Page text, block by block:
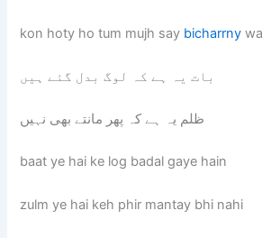
kon hoty ho tum mujh say bicharrny
بات یہ ہے کہ لوگ بدل گئے ہیں
ظلم یہ ہے کہ پھر مانتے بھی نہیں
baat ye hai ke log badal gaye hain
zulm ye hai keh phir mantay bhi nahi